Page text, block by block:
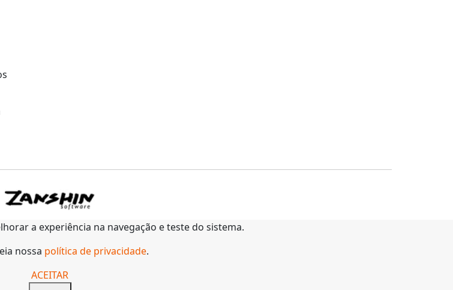
a experiência na navegação e teste do sistema.
nossa política de privacidade.
ACEITAR